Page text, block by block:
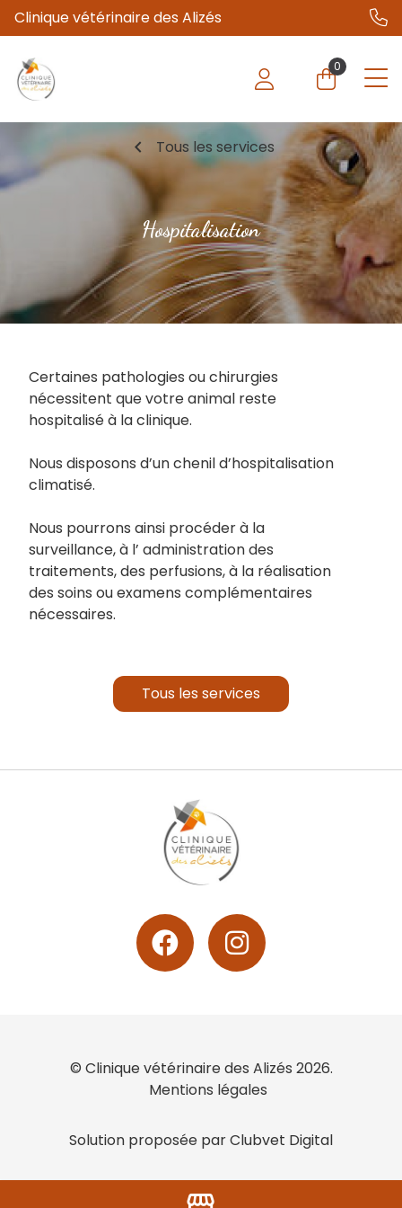
Clinique vétérinaire des Alizés
0
chevron_left Tous les services
Hospitalisation
Certaines pathologies ou chirurgies
nécessitent que votre animal reste
hospitalisé à la clinique.
Nous disposons d’un chenil d’hospitalisation
climatisé.
Nous pourrons ainsi procéder à la
surveillance, à l’ administration des
traitements, des perfusions, à la réalisation
des soins ou examens complémentaires
nécessaires.
Tous les services
© Clinique vétérinaire des Alizés 2026.
Mentions légales
Solution proposée par Clubvet Digital